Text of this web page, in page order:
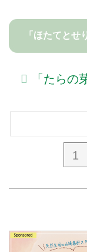
「ほたてと
「たらの
1